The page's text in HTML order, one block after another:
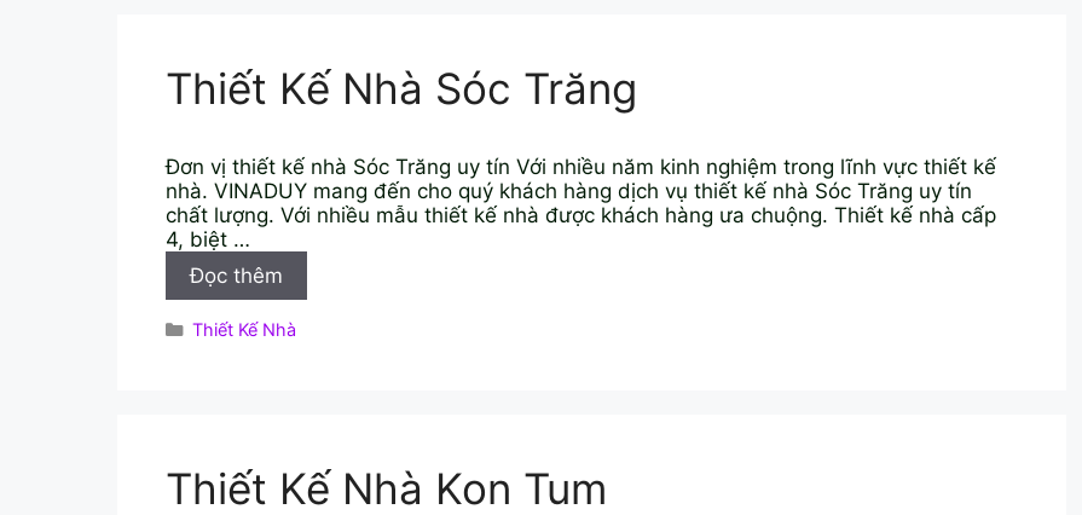
Thiết Kế Nhà Sóc Trăng
Đơn vị thiết kế nhà Sóc Trăng uy tín Với nhiều năm kinh nghiệm trong lĩnh vực thiết kế
nhà. VINADUY mang đến cho quý khách hàng dịch vụ thiết kế nhà Sóc Trăng uy tín
chất lượng. Với nhiều mẫu thiết kế nhà được khách hàng ưa chuộng. Thiết kế nhà cấp
4, biệt …
Đọc thêm
Kế
Nhà
Danh
Thiết Kế Nhà
Thiết Kế Nhà Kon Tum